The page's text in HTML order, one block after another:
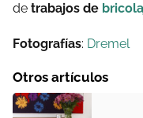
de trabajos de
Fotografías: Dremel
Otros artículos